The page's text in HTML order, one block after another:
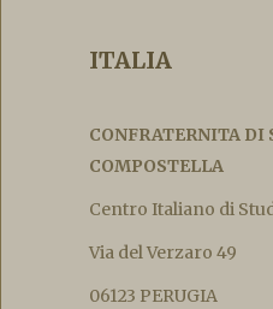
ITALIA
CONFRATERNITA DI
COMPOSTELLA
Centro Italiano di
Via del Verzaro 49
06123 PERUGIA